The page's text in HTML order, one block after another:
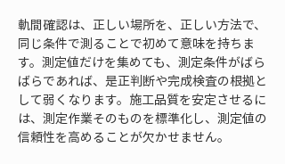
軌間確認は、正しい場所を、正しい方法で、
同じ条件で測ることで初めて意味を持ちま
す。測定値だけを集めても、測定条件がばら
ばらであれば、是正判断や完成検査の根拠と
して弱くなります。施工品質を安定させるに
は、測定作業そのものを標準化し、測定値の
信頼性を高めることが欠かせません。